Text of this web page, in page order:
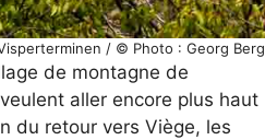
/ © Photo : Georg Berg
de montagne de
aller encore plus haut
du retour vers Viège, les